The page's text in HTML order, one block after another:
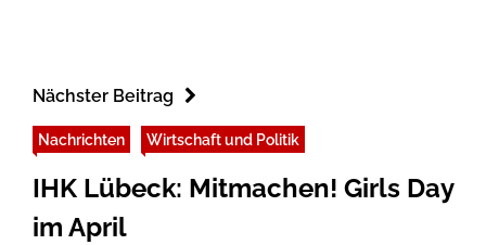
Nächster Beitrag
Nachrichten Wirtschaft und Politik
IHK Lübeck: Mitmachen! Girls Day
im April